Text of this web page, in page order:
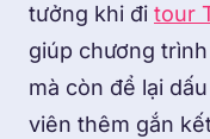
tưởng khi đi tour
giúp chương
mà còn để lại
viên thêm gắn